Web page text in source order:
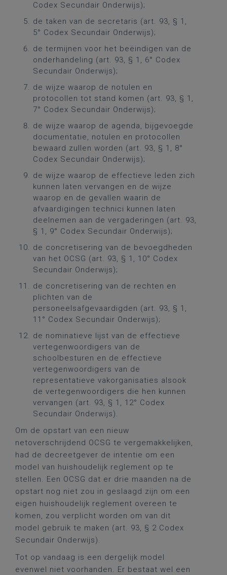
Codex Secundair Onderwijs);
de taken van de secretaris (art. 93, § 1,
5° Codex Secundair Onderwijs);
de termijnen voor het beëindigen van de
onderhandeling (art. 93, § 1, 6° Codex
Secundair Onderwijs);
de wijze waarop de notulen en
protocollen tot stand komen (art. 93, § 1,
7° Codex Secundair Onderwijs);
de wijze waarop de agenda, bijgevoegde
documentatie, notulen en protocollen
bewaard zullen worden (art. 93, § 1, 8°
Codex Secundair Onderwijs);
de wijze waarop de effectieve leden zich
kunnen laten vervangen en de wijze
waarop en de gevallen waarin de
afvaardigingen technici kunnen laten
deelnemen aan de vergaderingen (art. 93,
§ 1, 9° Codex Secundair Onderwijs);
de concretisering van de bevoegdheden
van het OCSG (art. 93, § 1, 10° Codex
Secundair Onderwijs);
de concretisering van de rechten en
plichten van de
personeelsafgevaardigden (art. 93, § 1,
11° Codex Secundair Onderwijs);
de nominatieve lijst van de effectieve
vertegenwoordigers van de
schoolbesturen en de effectieve
vertegenwoordigers van de
representatieve vakorganisaties alsook
de vertegenwoordigers die hen kunnen
vervangen (art. 93, § 1, 12° Codex
Secundair Onderwijs).
Om de opstart van een nieuw
netoverschrijdend OCSG te vergemakkelijken,
had de decreetgever de intentie om een
model van huishoudelijk reglement op te
stellen. Een OCSG dat er drie maanden na de
opstart nog niet zou in geslaagd zijn om een
eigen huishoudelijk reglement overeen te
komen, zou verplicht worden om van dit
model gebruik te maken (art. 93, § 2 Codex
Secundair Onderwijs).
Tot op vandaag is een dergelijk model
evenwel niet voorhanden. Er bestaat wel een